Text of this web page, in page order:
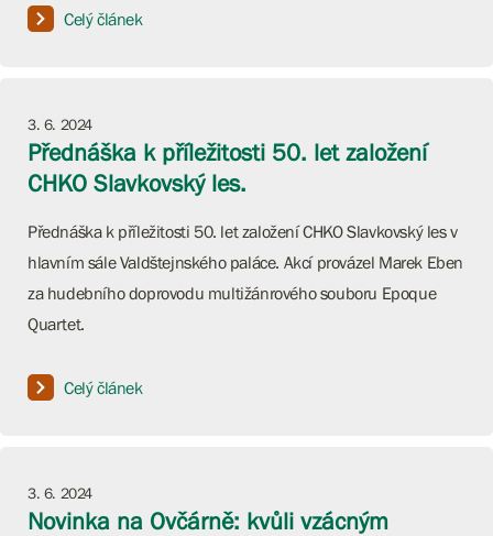
Celý článek
3. 6. 2024
Přednáška k příležitosti 50. let založení
CHKO Slavkovský les.
Přednáška k příležitosti 50. let založení CHKO Slavkovský les v
hlavním sále Valdštejnského paláce. Akcí provázel Marek Eben
za hudebního doprovodu multižánrového souboru Epoque
Quartet.
Celý článek
3. 6. 2024
Novinka na Ovčárně: kvůli vzácným